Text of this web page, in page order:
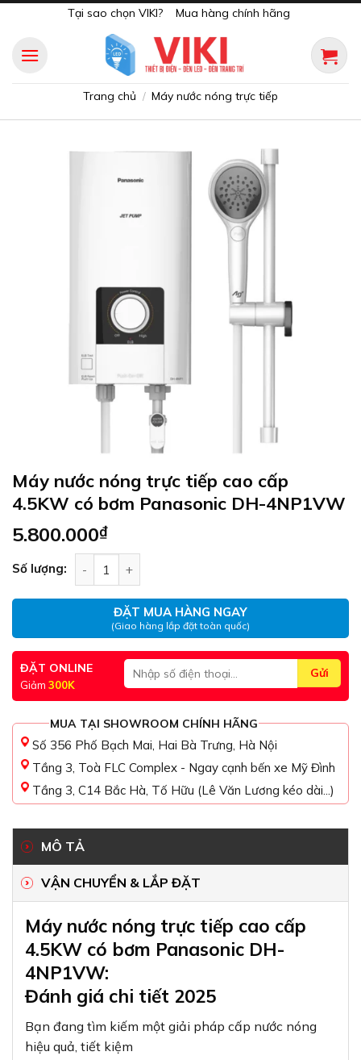
content
Tại sao chọn VIKI? Mua hàng chính hãng
Trang chủ / Máy nước nóng trực tiếp
Máy nước nóng trực tiếp cao cấp
4.5KW có bơm Panasonic DH-4NP1VW
5.800.000₫
Số lượng:
ĐẶT MUA HÀNG NGAY
(Giao hàng lắp đặt toàn quốc)
ĐẶT ONLINE
Giảm 300K
MUA TẠI SHOWROOM CHÍNH HÃNG
Số 356 Phố Bạch Mai, Hai Bà Trưng, Hà Nội
Tầng 3, Toà FLC Complex - Ngay cạnh bến xe Mỹ Đình
Tầng 3, C14 Bắc Hà, Tố Hữu (Lê Văn Lương kéo dài...)
MÔ TẢ
VẬN CHUYỂN & LẮP ĐẶT
Máy nước nóng trực tiếp cao cấp
4.5KW có bơm Panasonic DH-
4NP1VW:
Đánh giá chi tiết 2025
Bạn đang tìm kiếm một giải pháp cấp nước nóng
hiệu quả, tiết kiệm